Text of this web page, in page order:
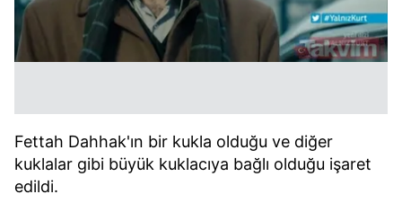
Fettah Dahhak'ın bir kukla olduğu ve diğer
kuklalar gibi büyük kuklacıya bağlı olduğu işaret
edildi.